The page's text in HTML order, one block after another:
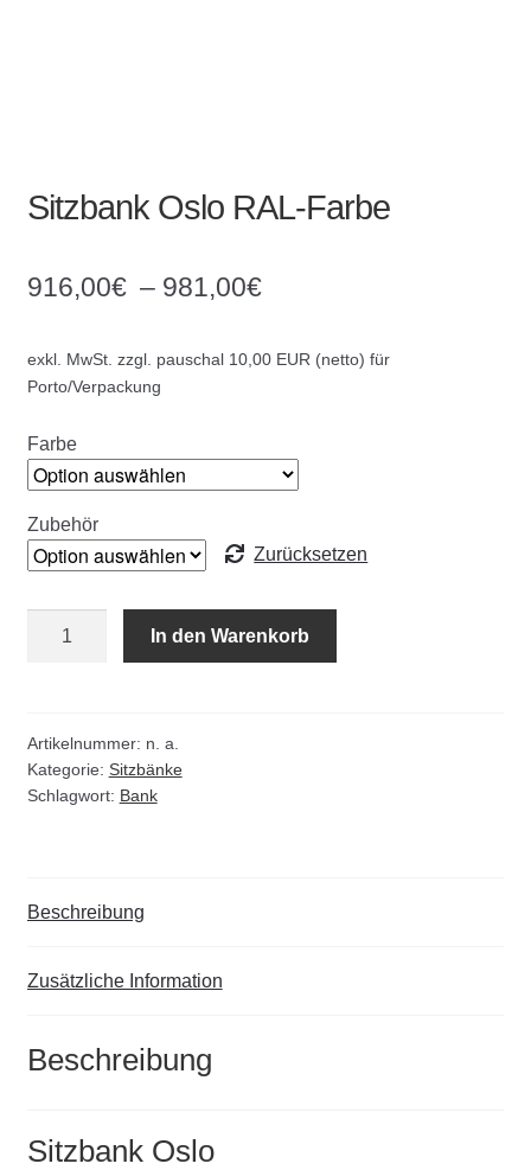
Kanalisation
Kommunalbedarf
Neuheiten
Rohrauslassgitter
Stadtmöblierung
Vermessung
Sitzbank Oslo RAL-Farbe
916,00€ – 981,00€
exkl. MwSt. zzgl. pauschal 10,00 EUR (netto) für
Porto/Verpackung
Farbe
Zubehör
Zurücksetzen
Menge
In den Warenkorb
Artikelnummer: n. a.
Kategorie: Sitzbänke
Schlagwort: Bank
Beschreibung
Zusätzliche Information
Beschreibung
Sitzbank Oslo